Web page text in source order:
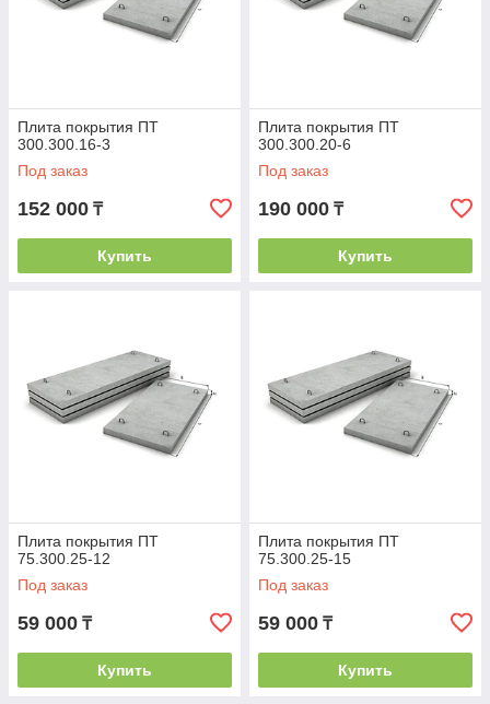
Плита покрытия ПТ
300.300.16-3
Под заказ
152 000 ₸
Купить
Плита покрытия ПТ
300.300.20-6
Под заказ
190 000 ₸
Купить
Плита покрытия ПТ
75.300.25-12
Под заказ
59 000 ₸
Купить
Плита покрытия ПТ
75.300.25-15
Под заказ
59 000 ₸
Купить